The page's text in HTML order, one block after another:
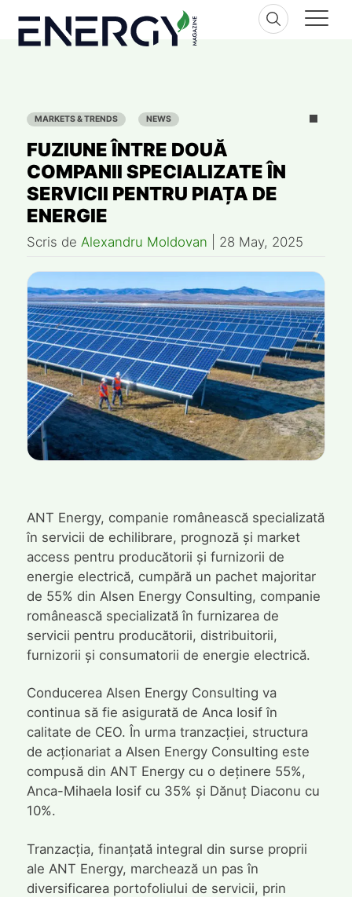
content
MARKETS & TRENDS NEWS
FUZIUNE ÎNTRE DOUĂ
COMPANII SPECIALIZATE ÎN
SERVICII PENTRU PIAȚA DE
ENERGIE
Scris de Alexandru Moldovan 28 May, 2025
ANT Energy, companie românească specializată
în servicii de echilibrare, prognoză și market
access pentru producătorii și furnizorii de
energie electrică, cumpără un pachet majoritar
de 55% din Alsen Energy Consulting, companie
românească specializată în furnizarea de
servicii pentru producătorii, distribuitorii,
furnizorii și consumatorii de energie electrică.
Conducerea Alsen Energy Consulting va
continua să fie asigurată de Anca Iosif în
calitate de CEO. În urma tranzacției, structura
de acționariat a Alsen Energy Consulting este
compusă din ANT Energy cu o deținere 55%,
Anca-Mihaela Iosif cu 35% și Dănuț Diaconu cu
10%.
Tranzacția, finanțată integral din surse proprii
ale ANT Energy, marchează un pas în
diversificarea portofoliului de servicii, prin